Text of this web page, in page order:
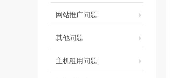
网站推广问题
其他问题
主机租用问题